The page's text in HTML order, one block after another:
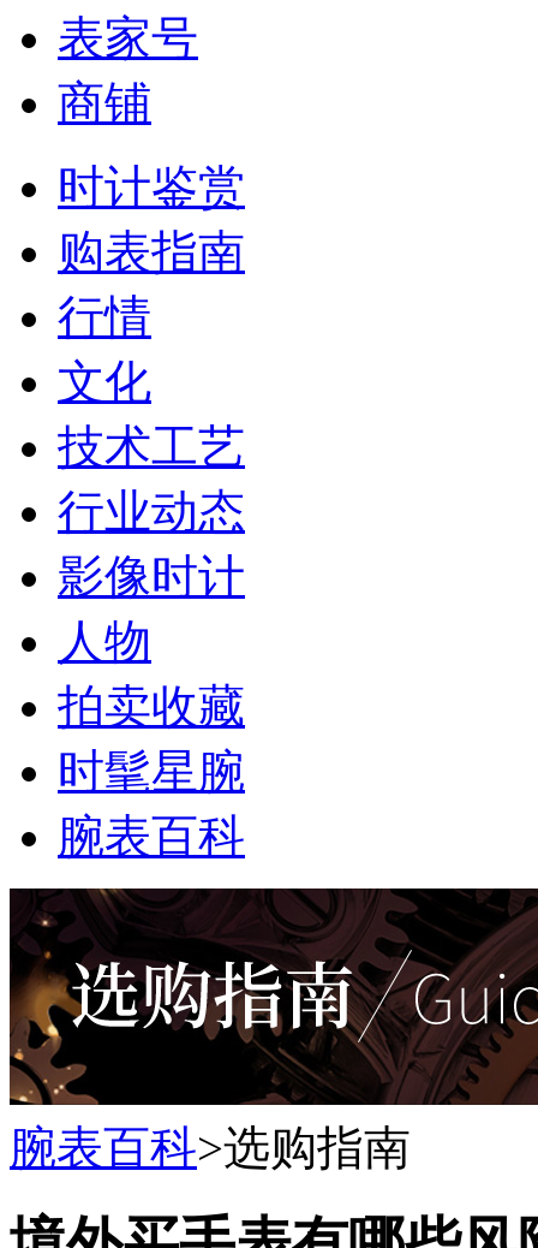
表家号
商铺
时计鉴赏
购表指南
行情
文化
技术工艺
行业动态
影像时计
人物
拍卖收藏
时髦星腕
腕表百科
腕表百科>选购指南